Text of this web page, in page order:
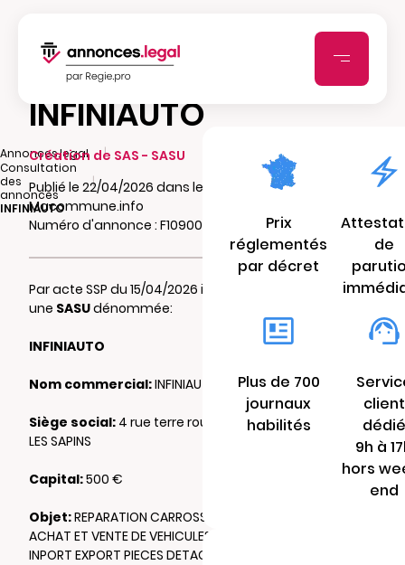
Annonces.legal
|
Consultation
des
annonces
|
INFINIAUTO
INFINIAUTO
Création de SAS - SASU
Publié le 22/04/2026 dans le journal
Macommune.info
Numéro d'annonce : F10900407rug8
Par acte SSP du 15/04/2026 il a été constitué
une SASUdénommée:
INFINIAUTO
Nom commercial:INFINIAUTO
Siège social: 4 rue terre rouge 25770 SERRE
LES SAPINS
Capital:500 €
Objet:REPARATION CARROSSERIE TOLERIE
ACHAT ET VENTE DE VEHICULES A MOTURS
INPORT EXPORT PIECES DETACHEES
Prix
réglementés
par décret
de
Plus de 700
journaux
habilités
client
dédié
9h à
hors
end